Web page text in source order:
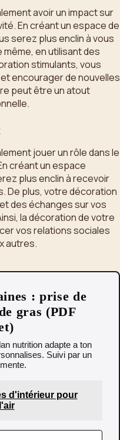
avoir un impact sur
En créant un espace de
serez plus enclin à vous
en utilisant des
stimulants, vous
encourager de nouvelles
peut être un atout
jouer un rôle dans le
créant un espace
plus enclin à recevoir
De plus, votre décoration
des échanges sur vos
la décoration de votre
vos relations sociales
autres.
: prise de
gras (PDF
nutrition adapte a ton
Suivi par un
d'intérieur pour